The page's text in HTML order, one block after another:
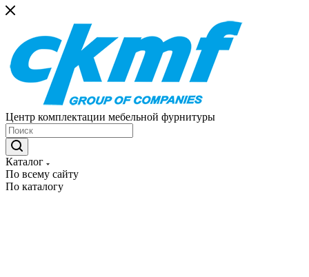
Центр комплектации мебельной фурнитуры
Каталог
По всему сайту
По каталогу